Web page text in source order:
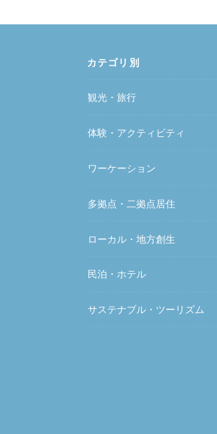
カテゴリ別
観光・旅行
体験・アクティビティ
ワーケーション
多拠点・二拠点居住
ローカル・地方創生
民泊・ホテル
サステナブル・ツーリズム